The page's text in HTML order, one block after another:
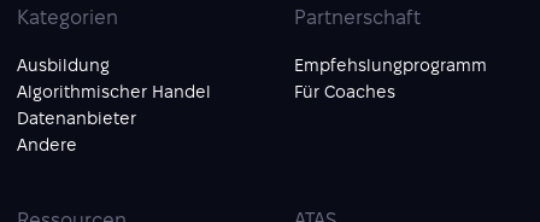
Kategorien
Ausbildung
Algorithmischer Handel
Datenanbieter
Andere
Partnerschaft
Empfehslungprogramm
Für Coaches